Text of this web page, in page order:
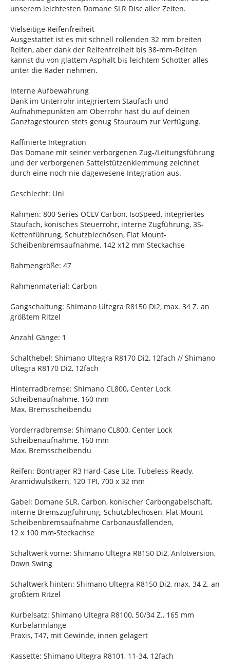
unserem leichtesten Domane SLR Disc aller Zeiten.
Vielseitige Reifenfreiheit
Ausgestattet ist es mit schnell rollenden 32 mm breiten
Reifen, aber dank der Reifenfreiheit bis 38-mm-Reifen
kannst du von glattem Asphalt bis leichtem Schotter alles
unter die Räder nehmen.
Interne Aufbewahrung
Dank im Unterrohr integriertem Staufach und
Aufnahmepunkten am Oberrohr hast du auf deinen
Ganztagestouren stets genug Stauraum zur Verfügung.
Raffinierte Integration
Das Domane mit seiner verborgenen Zug-/Leitungsführung
und der verborgenen Sattelstützenklemmung zeichnet
durch eine noch nie dagewesene Integration aus.
Geschlecht: Uni
Rahmen: 800 Series OCLV Carbon, IsoSpeed, integriertes
Staufach, konisches Steuerrohr, interne Zugführung, 3S-
Kettenführung, Schutzblechösen, Flat Mount-
Scheibenbremsaufnahme, 142 x12 mm Steckachse
Rahmengröße: 47
Rahmenmaterial: Carbon
Gangschaltung: Shimano Ultegra R8150 Di2, max. 34 Z. an
größtem Ritzel
Anzahl Gänge: 1
Schalthebel: Shimano Ultegra R8170 Di2, 12fach // Shimano
Ultegra R8170 Di2, 12fach
Hinterradbremse: Shimano CL800, Center Lock
Scheibenaufnahme, 160 mm
Max. Bremsscheibendu
Vorderradbremse: Shimano CL800, Center Lock
Scheibenaufnahme, 160 mm
Max. Bremsscheibendu
Reifen: Bontrager R3 Hard-Case Lite, Tubeless-Ready,
Aramidwulstkern, 120 TPI, 700 x 32 mm
Gabel: Domane SLR, Carbon, konischer Carbongabelschaft,
interne Bremszugführung, Schutzblechösen, Flat Mount-
Scheibenbremsaufnahme Carbonausfallenden,
12 x 100 mm-Steckachse
Schaltwerk vorne: Shimano Ultegra R8150 Di2, Anlötversion,
Down Swing
Schaltwerk hinten: Shimano Ultegra R8150 Di2, max. 34 Z. an
größtem Ritzel
Kurbelsatz: Shimano Ultegra R8100, 50/34 Z., 165 mm
Kurbelarmlänge
Praxis, T47, mit Gewinde, innen gelagert
Kassette: Shimano Ultegra R8101, 11-34, 12fach